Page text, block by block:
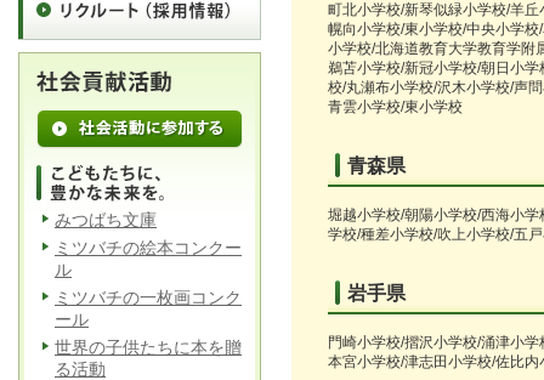
町北小学校/新琴似緑小学校/羊
幌向小学校/東小学校/中央小学
小学校/北海道教育大学教育学附
鵜苫小学校/新冠小学校/朝日小
校/丸瀬布小学校/沢木小学校/声
青雲小学校/東小学校
青森県
堀越小学校/朝陽小学校/西海小
学校/種差小学校/吹上小学校/五
岩手県
門崎小学校/摺沢小学校/涌津小
本宮小学校/津志田小学校/佐比
みつばち文庫
ミツバチの絵本コンクー
ル
ミツバチの一枚画コンク
ール
世界の子供たちに本を贈
る活動